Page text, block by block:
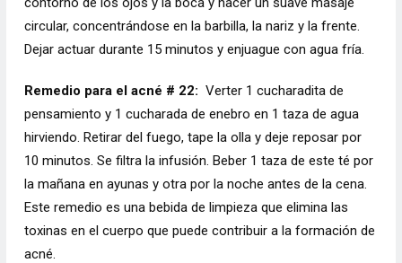
circular, concentrándose en la barbilla, la nariz y la frente.
Dejar actuar durante 15 minutos y enjuague con agua fría.
Remedio para el acné # 22: Verter 1 cucharadita de
pensamiento y 1 cucharada de enebro en 1 taza de agua
hirviendo. Retirar del fuego, tape la olla y deje reposar por
10 minutos. Se filtra la infusión. Beber 1 taza de este té por
la mañana en ayunas y otra por la noche antes de la cena.
Este remedio es una bebida de limpieza que elimina las
toxinas en el cuerpo que puede contribuir a la formación de
acné.